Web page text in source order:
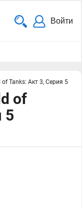
Войти
Tanks: Акт 3, Серия 5
of
5